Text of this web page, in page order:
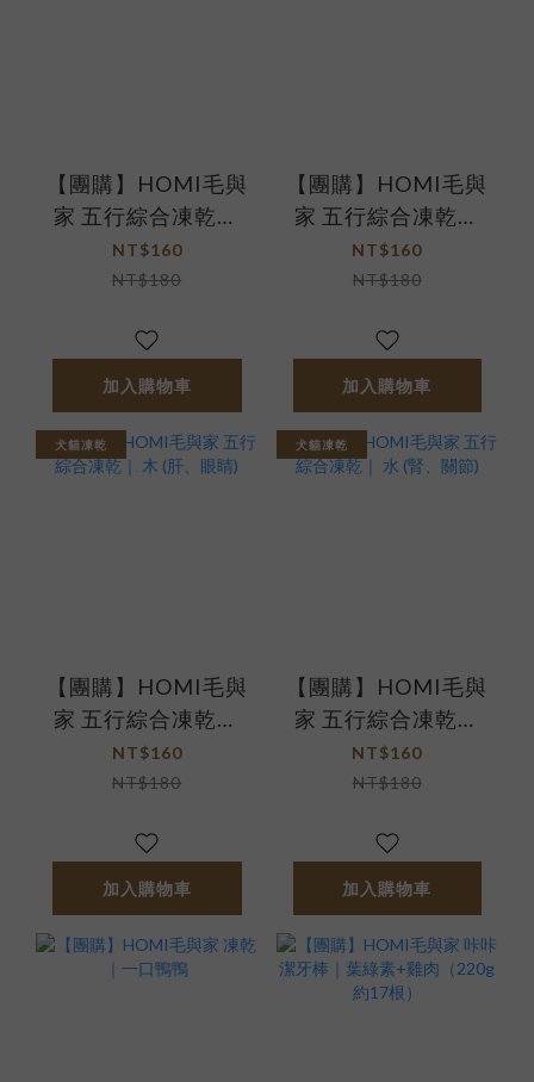
【團購】HOMI毛與
家 五行綜合凍乾｜
火 (心、心血管)
NT$160
NT$180
加入購物車
【團購】HOMI毛與
家 五行綜合凍乾｜
金 (肺、皮毛)
NT$160
NT$180
加入購物車
犬貓凍乾
【團購】HOMI毛與
家 五行綜合凍乾｜
木 (肝、眼睛)
NT$160
NT$180
加入購物車
犬貓凍乾
【團購】HOMI毛與
家 五行綜合凍乾｜
水 (腎、關節)
NT$160
NT$180
加入購物車